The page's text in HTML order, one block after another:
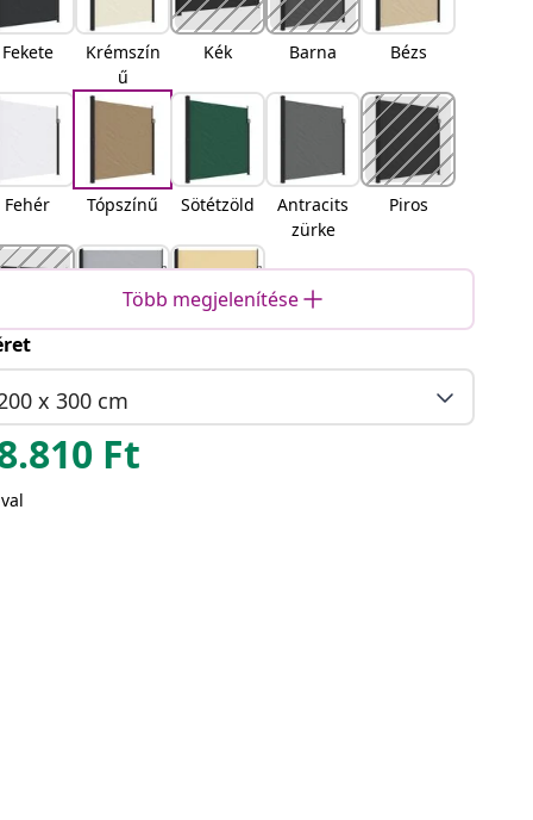
Fekete
Krémszín
ű
Kék Barna Bézs
Fehér Tópszínű Sötétzöld
Antracits
zürke
Piros
Több megjelenítése
x 300 cm
Ft